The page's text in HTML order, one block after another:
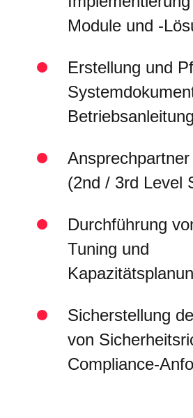
Module und -
Erstellung und
(2nd / 3rd Level
Durchführung
Tuning und
Sicherstellung
von
Compliance-